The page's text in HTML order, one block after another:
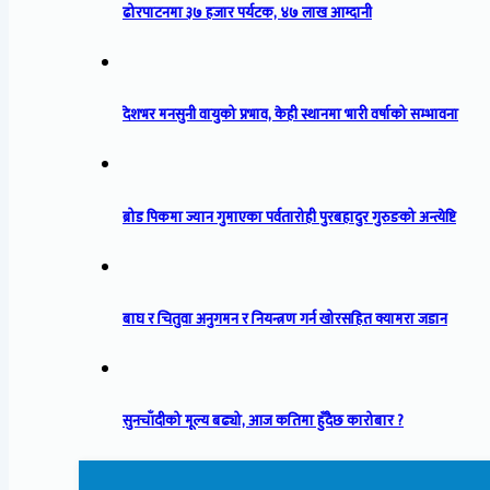
ढोरपाटनमा ३७ हजार पर्यटक, ४७ लाख आम्दानी
देशभर मनसुनी वायुको प्रभाव, केही स्थानमा भारी वर्षाको सम्भावना
ब्रोड पिकमा ज्यान गुमाएका पर्वतारोही पुरबहादुर गुरुङको अन्त्येष्टि
बाघ र चितुवा अनुगमन र नियन्त्रण गर्न खोरसहित क्यामरा जडान
सुनचाँदीको मूल्य बढ्यो, आज कतिमा हुँदैछ कारोबार ?